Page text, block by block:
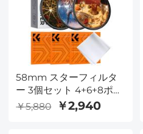
58mm スターフィルタ
ー 3個セット 4+6+8ポイ
ント クロススクリーン
スターバーストフィルタ
￥5,880 ￥2,940